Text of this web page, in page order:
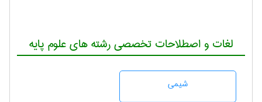
لغات و اصطلاحات تخصصی رشته های علوم پایه
شيمی